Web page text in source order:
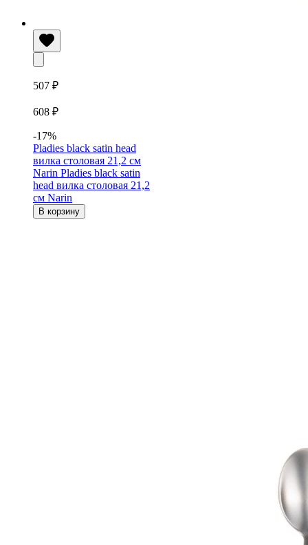
507 ₽
608 ₽
-17%
Pladies black satin head
вилка столовая 21,2 см
Narin Pladies black satin
head вилка столовая 21,2
см Narin
В корзину